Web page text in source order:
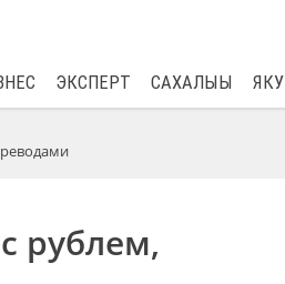
ЭКСПЕРТ САХАЛЫЫ
рублем,